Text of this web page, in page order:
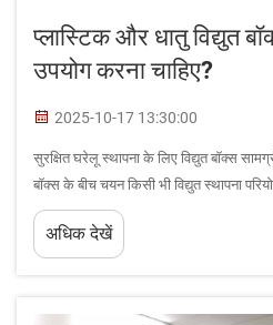
प्लास्टिक और धातु विद्युत
उपयोग करना चाहिए?
2025-10-17 13:30:00
सुरक्षित घरेलू स्थापना के लिए विद्युत बॉक्स
बॉक्स के बीच चयन किसी भी विद्युत स्थापना
विद्युत बॉक्स तारों को संलग्न करने के लिए आधार
अधिक देखें